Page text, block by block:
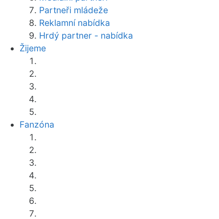
Partneři mládeže
Reklamní nabídka
Hrdý partner - nabídka
Žijeme
Fanzóna